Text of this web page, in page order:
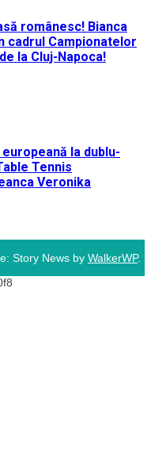
românesc! Bianca
cadrul Campionatelor
la Cluj-Napoca!
la dublu-
Tennis
Veronika
Story News by WalkerWP.